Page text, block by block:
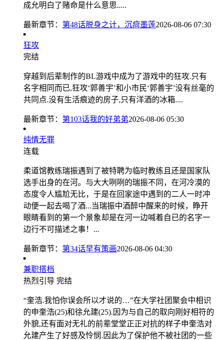
成允明白了赌命是什么意思.....
最新章节： 第48话脱身之计，沉疴墨莲2026-08-06 07:30
狂攻
完结
穿越到后辈制作的BL游戏中成为了游戏中的狂攻.只有
名字相同而已,狂攻‘郭善宇’和小市民‘郭善宇’没有丝毫的
共同点.没有生活痕迹的房子,只有洋酒的冰箱....
最新章节： 第103话我的好弟弟2026-08-06 05:30
纯情无罪
连载
柔道馆教练瑞振遇到了被特聘为临时教练且还是国家队
选手出身的在河。与大大咧咧的瑞振不同，在河冷漠的
态度令人尴尬无比，于是在回家途中遇到的二人一时冲
动便一起去喝了酒...当瑞振中酒醉中醒来的时候，睁开
眼睛看到的第一个景象却是在河一边喊着自已的名字一
边行不可描述之事！...
最新章节： 第34话早有策画2026-08-06 04:30
兼职搭档
热烈引导 完结
“奎浩.我怕你误会所以才说的…”在大学社团聚会中相识
的申奎浩(25)和徐允建(25).因为与自己的取向刚好相符的
外貌,还有面对无礼的前辈堂堂正正对抗的样子申奎浩对
允建产生了好感及怜悯.因此为了保护他不被社团的一些